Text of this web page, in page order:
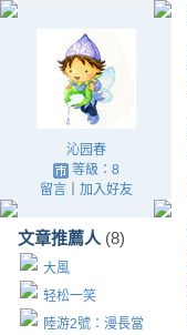
沁园春
等級：8
留言｜ 加入好友
文章推薦人 (8)
大風
轻松一笑
陸游2號：漫長當